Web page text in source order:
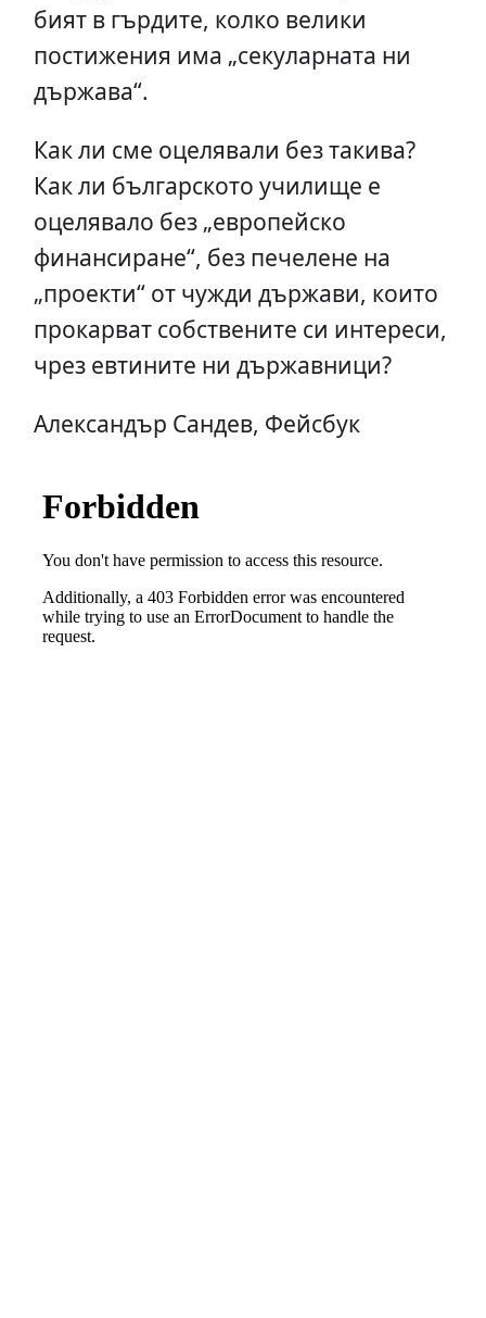
бият в гърдите, колко велики
постижения има „секуларната ни
държава“.
Как ли сме оцелявали без такива?
Как ли българското училище е
оцелявало без „европейско
финансиране“, без печелене на
„проекти“ от чужди държави, които
прокарват собствените си интереси,
чрез евтините ни държавници?
Александър Сандев, Фейсбук